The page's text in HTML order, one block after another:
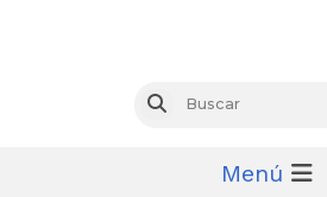
Buscar
Menú